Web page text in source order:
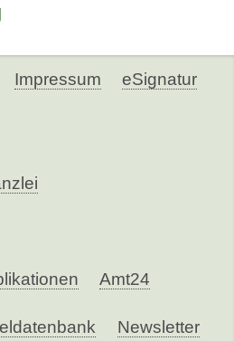
Impressum eSignatur
Amt24
Newsletter